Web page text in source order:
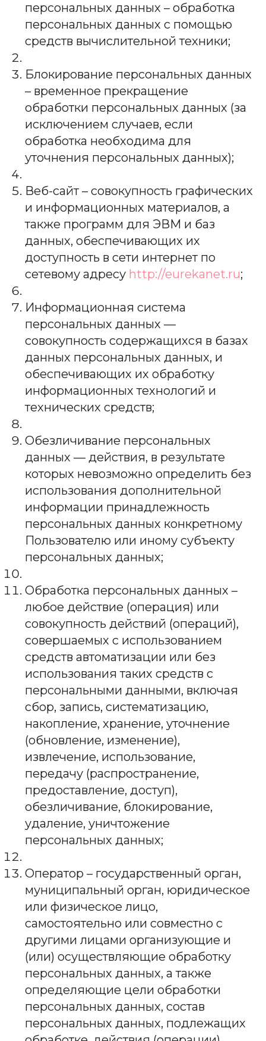
персональных данных – обработка
персональных данных с помощью
средств вычислительной техники;
Блокирование персональных данных
– временное прекращение
обработки персональных данных (за
исключением случаев, если
обработка необходима для
уточнения персональных данных);
Веб-сайт – совокупность графических
и информационных материалов, а
также программ для ЭВМ и баз
данных, обеспечивающих их
доступность в сети интернет по
сетевому адресу http://eurekanet.ru;
Информационная система
персональных данных —
совокупность содержащихся в базах
данных персональных данных, и
обеспечивающих их обработку
информационных технологий и
технических средств;
Обезличивание персональных
данных — действия, в результате
которых невозможно определить без
использования дополнительной
информации принадлежность
персональных данных конкретному
Пользователю или иному субъекту
персональных данных;
Обработка персональных данных –
любое действие (операция) или
совокупность действий (операций),
совершаемых с использованием
средств автоматизации или без
использования таких средств с
персональными данными, включая
сбор, запись, систематизацию,
накопление, хранение, уточнение
(обновление, изменение),
извлечение, использование,
передачу (распространение,
предоставление, доступ),
обезличивание, блокирование,
удаление, уничтожение
персональных данных;
Оператор – государственный орган,
муниципальный орган, юридическое
или физическое лицо,
самостоятельно или совместно с
другими лицами организующие и
(или) осуществляющие обработку
персональных данных, а также
определяющие цели обработки
персональных данных, состав
персональных данных, подлежащих